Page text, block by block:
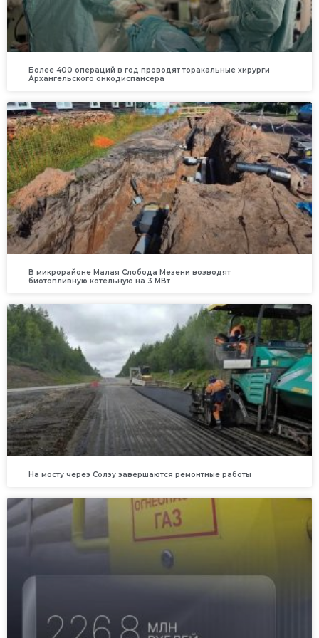
Более 400 операций в год проводят торакальные хирурги
Архангельского онкодиспансера
В микрорайоне Малая Слобода Мезени возводят
биотопливную котельную на 3 МВт
На мосту через Солзу завершаются ремонтные работы